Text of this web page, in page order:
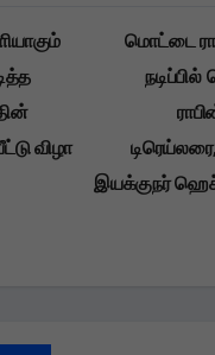
விழா
மொட்டை
இயக்குநர்